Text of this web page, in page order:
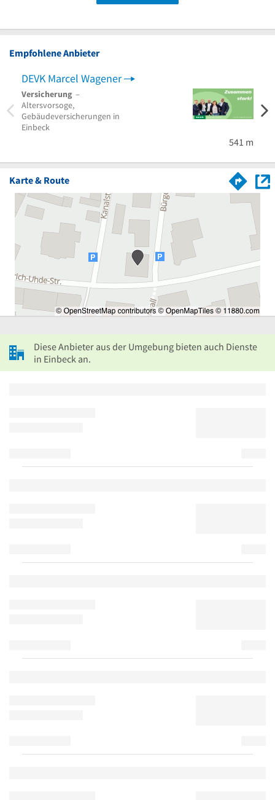
Empfohlene Anbieter
DEVK Marcel Wagener
Versicherung –
Altersvorsoge,
Gebäudeversicherungen in
Einbeck
541 m
Karte & Route
Diese Anbieter aus der Umgebung bieten auch Dienste
in Einbeck an.